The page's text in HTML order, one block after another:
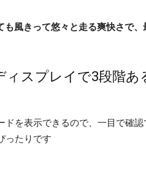
も風きって悠々と走る爽快さで
ィスプレイで3段階あ
ドを表示できるので、一目で確
ったりです